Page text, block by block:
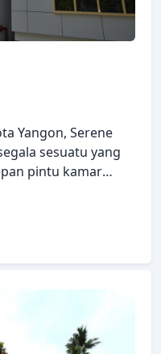
Yangon, Serene
sesuatu yang
pintu kamar
berbagai fasilitas
layanan
kamar, satpam
layanan taksi
dirancang untuk
optimal dengan
seperti televisi
gratis, cermin,